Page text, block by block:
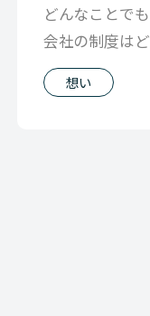
どんなことで
会社の制度は
うちの場合は
想い